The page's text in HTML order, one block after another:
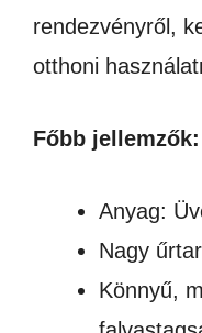
rendezvényről,
otthoni
Főbb jellemzők:
Anyag:
Nagy
Könnyű,